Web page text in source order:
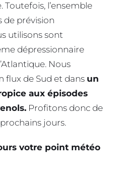
l’ensemble
de prévision
utilisons sont
dépressionnaire
Nous
flux de Sud et dans un
aux épisodes
Profitons donc de
jours.
votre point météo